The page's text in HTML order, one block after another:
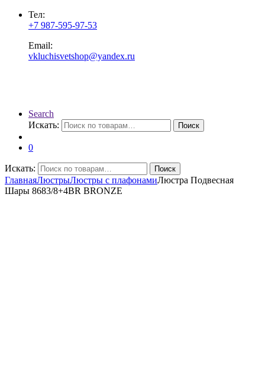
Тел:
+7 987-595-97-53
Email:
vkluchisvetshop@yandex.ru
Search
Искать:
Поиск
0
Искать: Поиск
ГлавнаяЛюстрыЛюстры с плафонамиЛюстра Подвесная
Шары 8683/8+4BR BRONZE